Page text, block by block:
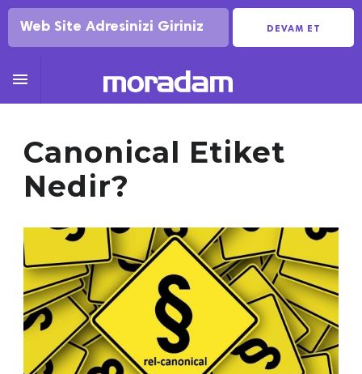
DEVAM ET

Canonical Etiket
Nedir?